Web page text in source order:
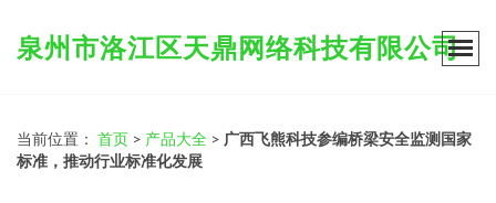
泉州市洛江区天鼎网络科技有限公司
当前位置： 首页 > 产品大全 > 广西飞熊科技参编桥梁安全监测国家
标准，推动行业标准化发展